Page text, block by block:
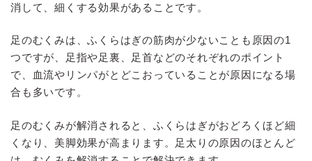
消して、細くする効果があることです。
足のむくみは、ふくらはぎの筋肉が少ないことも原因の1
つですが、足指や足裏、足首などのそれぞれのポイント
で、血流やリンパがとどこおっていることが原因になる場
合も多いです。
足のむくみが解消されると、ふくらはぎがおどろくほど細
くなり、美脚効果が高まります。足太りの原因のほとんど